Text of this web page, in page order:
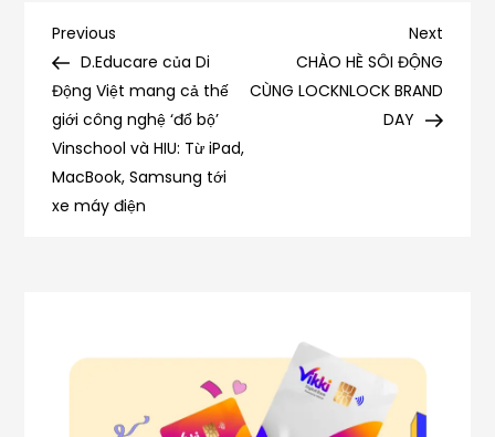
khuyến
mãi
ngày
đôi
6.6
Điều
hướng
bài
viết
Previous
Post
Previous
D.Educare của Di
Động Việt mang cả thế
giới công nghệ ‘đổ bộ’
Vinschool và HIU: Từ iPad,
MacBook, Samsung tới
xe máy điện
Next
Post
Next
CHÀO HÈ SÔI ĐỘNG
CÙNG LOCKNLOCK BRAND
DAY